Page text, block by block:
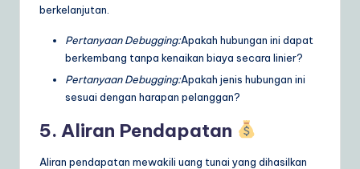
berkelanjutan.
Pertanyaan Debugging:Apakah hubungan ini dapat
berkembang tanpa kenaikan biaya secara linier?
Pertanyaan Debugging:Apakah jenis hubungan ini
sesuai dengan harapan pelanggan?
5. Aliran Pendapatan
Aliran pendapatan mewakili uang tunai yang dihasilkan